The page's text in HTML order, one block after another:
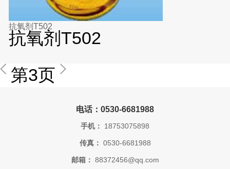
抗氧剂T502
抗氧剂T502
第3页
电话：0530-6681988
手机： 18753075898
传真： 0530-6681988
邮箱： 88372456@qq.com